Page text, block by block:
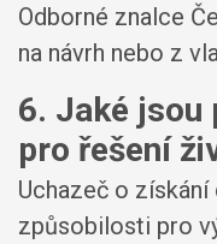
Odborné znalce
na návrh nebo z
6. Jaké jsou
pro řešení
Uchazeč o
způsobilosti pro